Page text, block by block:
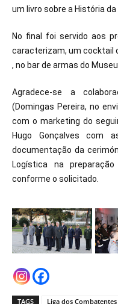
um livro sobre a História da
No final foi servido aos
caracterizam, um cocktail
, no bar de armas do
Agradece-se a
(Domingas Pereira, no
com o marketing do
Hugo Gonçalves com
documentação da
Logística na
conforme o solicitado.
TAGS Liga dos Combatentes